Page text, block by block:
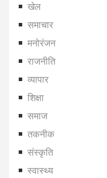
खेल
समाचार
मनोरंजन
राजनीति
व्यापार
शिक्षा
समाज
तकनीक
संस्कृति
स्वास्थ्य